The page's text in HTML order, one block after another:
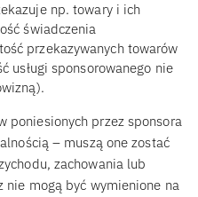
np. towary i ich
świadczenia
przekazywanych towarów
usługi sponsorowanego nie
poniesionych przez sponsora
– muszą one zostać
zachowania lub
nie mogą być wymienione na